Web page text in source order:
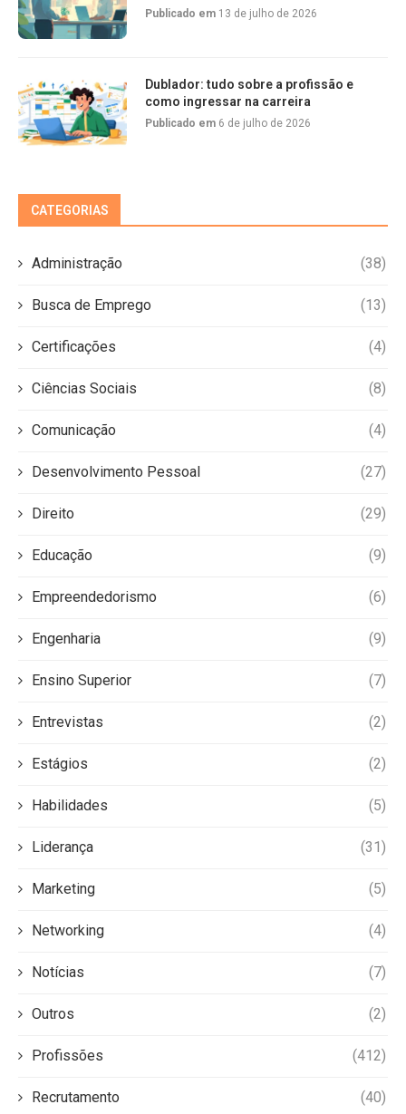
Publicado em 13 de julho de 2026
Dublador: tudo sobre a profissão e
como ingressar na carreira
Publicado em 6 de julho de 2026
CATEGORIAS
Administração (38)
Busca de Emprego (13)
Certificações (4)
Ciências Sociais (8)
Comunicação (4)
Desenvolvimento Pessoal (27)
Direito (29)
Educação (9)
Empreendedorismo (6)
Engenharia (9)
Ensino Superior (7)
Entrevistas (2)
Estágios (2)
Habilidades (5)
Liderança (31)
Marketing (5)
Networking (4)
Notícias (7)
Outros (2)
Profissões (412)
Recrutamento (40)